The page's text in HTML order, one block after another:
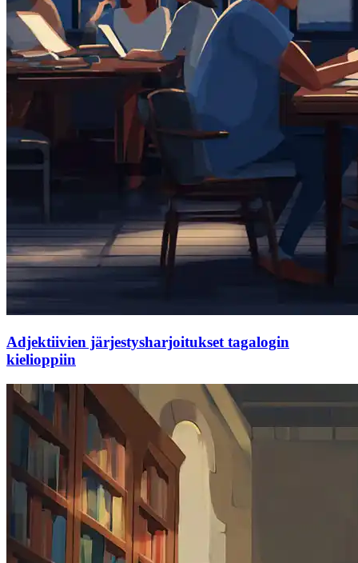
Adjektiivien järjestysharjoitukset tagalogin
kielioppiin